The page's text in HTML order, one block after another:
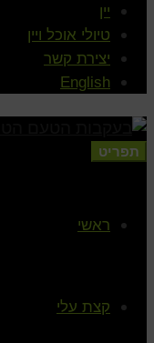
יין
טיולי אוכל ויין
יצירת קשר
English
תפריט
ראשי
קצת עלי